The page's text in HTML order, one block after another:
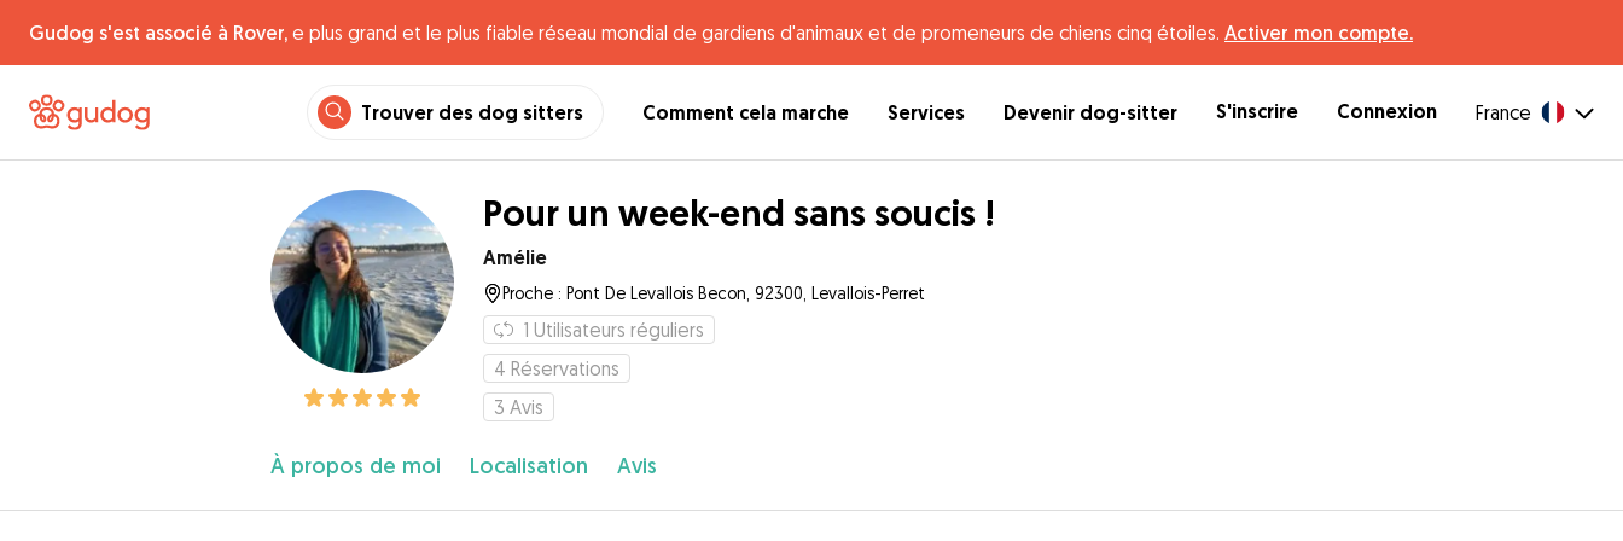
Gudog s'est associé à Rover, e plus grand et le plus fiable réseau mondial de gardiens d'animaux et de promeneurs de chiens cinq étoiles. Activer mon compte.
Trouver des dog sitters Comment cela marche Services Devenir dog-sitter S'inscrire Connexion France
Pour un week-end sans soucis !
Amélie
Proche : Pont De Levallois Becon, 92300, Levallois-Perret
1 Utilisateurs réguliers
4 Réservations
3 Avis
À propos de moi Localisation Avis